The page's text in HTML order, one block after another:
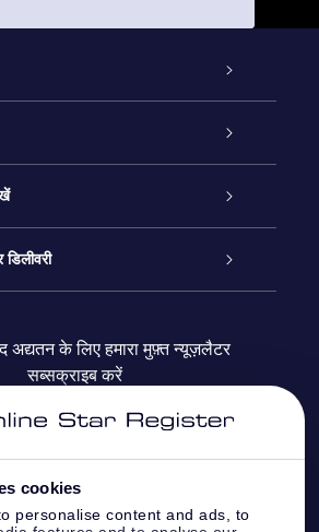
cookies
personalise content and ads, to
पसंद के मुताबिक तैयार करें
अद्यतन के लिए हमारा मुफ़्त न्यूज़लैटर
सब्सक्राइब करें